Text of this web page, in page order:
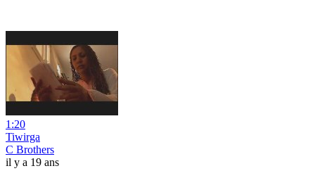
1:20
Tiwirga
C Brothers
il y a 19 ans